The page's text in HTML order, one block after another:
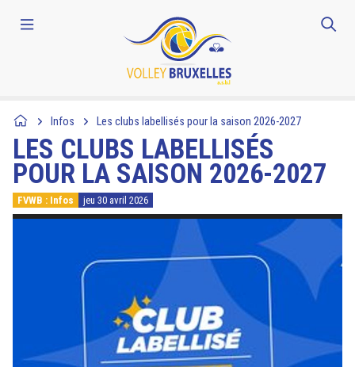
Infos Les clubs labellisés pour la saison 2026-2027
LES CLUBS LABELLISÉS
POUR LA SAISON 2026-2027
FVWB : Infos jeu 30 avril 2026